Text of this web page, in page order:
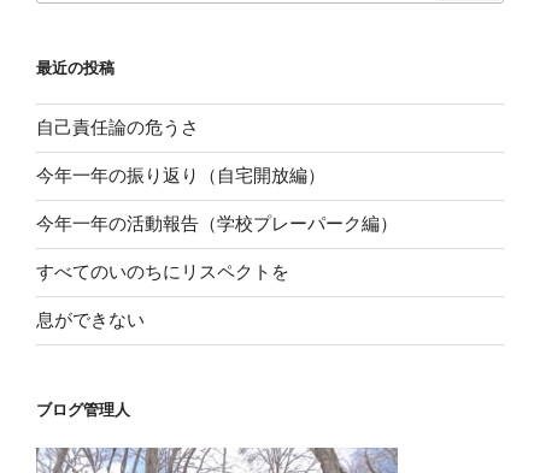
最近の投稿
自己責任論の危うさ
今年一年の振り返り（自宅開放編）
今年一年の活動報告（学校プレーパーク編）
すべてのいのちにリスペクトを
息ができない
ブログ管理人